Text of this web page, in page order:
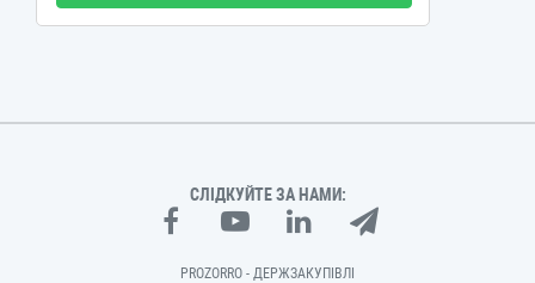
СЛІДКУЙТЕ ЗА НАМИ:
PROZORRO - ДЕРЖЗАКУПІВЛІ